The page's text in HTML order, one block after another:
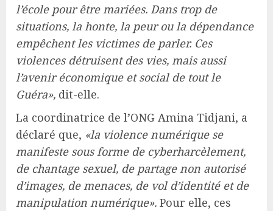
l’école pour être mariées. Dans trop de
situations, la honte, la peur ou la dépendance
empêchent les victimes de parler. Ces
violences détruisent des vies, mais aussi
l’avenir économique et social de tout le
Guéra», dit-elle.
La coordinatrice de l’ONG Amina Tidjani, a
déclaré que, «la violence numérique se
manifeste sous forme de cyberharcèlement,
de chantage sexuel, de partage non autorisé
d’images, de menaces, de vol d’identité et de
manipulation numérique». Pour elle, ces